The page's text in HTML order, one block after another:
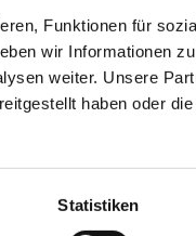
Funktionen für
wir Informationen
weiter. Unsere
haben oder
Statistiken